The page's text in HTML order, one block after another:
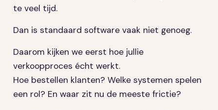
te veel tijd.
Dan is standaard software vaak niet genoeg.
Daarom kijken we eerst hoe jullie
verkoopproces écht werkt.
Hoe bestellen klanten? Welke systemen spelen
een rol? En waar zit nu de meeste frictie?